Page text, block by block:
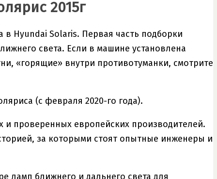
2015г
Hyundai Solaris. Первая часть подборки
света. Если в машине установлена
«горящие» внутри противотуманки, смотрите
(с февраля 2020-го года).
проверенных европейских производителей.
за которыми стоят опытные инженеры и
ламп ближнего и дальнего света для